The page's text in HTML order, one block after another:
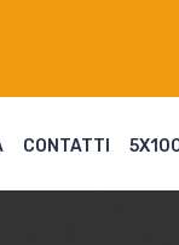
CONTATTI